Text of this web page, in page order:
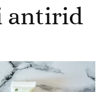
antirid